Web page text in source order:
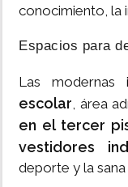
conocimiento, la
Espacios para
Las modernas
escolar, área
en el tercer
vestidores
deporte y la